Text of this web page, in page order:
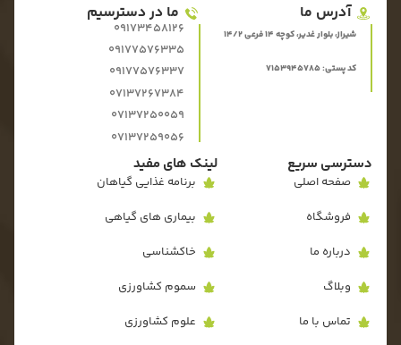
آدرس ما
شیراز، بلوار غدیر، کوچه 14 فرعی 14/2
کد پستی: 7153945785
ما در دسترسیم
09173458126
09177576335
09177576337
07137267384
07137250059
07137259056
دسترسی سریع
صفحه اصلی
فروشگاه
درباره ما
وبلاگ
تماس با ما
لینک های مفید
برنامه غذایی گیاهان
بیماری های گیاهی
خاکشناسی
سموم کشاورزی
علوم کشاورزی